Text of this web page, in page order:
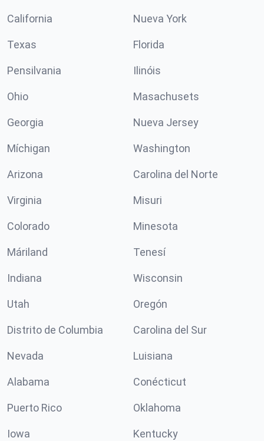
California Nueva York
Texas Florida
Pensilvania Ilinóis
Ohio Masachusets
Georgia Nueva Jersey
Míchigan Washington
Arizona Carolina del Norte
Virginia Misuri
Colorado Minesota
Máriland Tenesí
Indiana Wisconsin
Utah Oregón
Distrito de Columbia Carolina del Sur
Nevada Luisiana
Alabama Conécticut
Puerto Rico Oklahoma
Iowa Kentucky